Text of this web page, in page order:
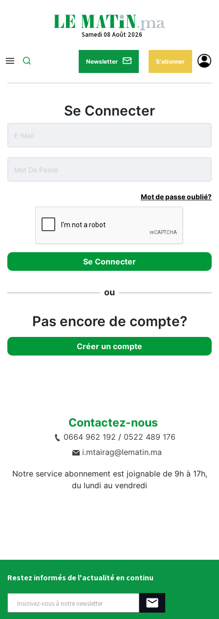
Samedi 08 Août 2026
Newsletter S'abonner
Se Connecter
Mot de passe oublié?
ou
Pas encore de compte?
Créer un compte
Contactez-nous
0664 962 192 / 0522 489 176
i.mtairag@lematin.ma
Notre service abonnement est joignable de 9h à 17h,
du lundi au vendredi
Restez informés de l'actualité en continu